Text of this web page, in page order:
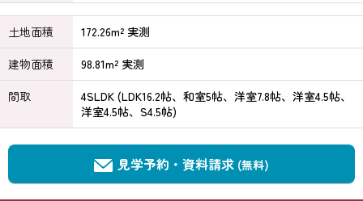
土地面積
172.26m² 実測
建物面積
98.81m² 実測
間取
4SLDK (LDK16.2帖、和室5帖、洋室7.8帖、洋室4.5帖、
洋室4.5帖、S4.5帖)
見学予約・資料請求 (無料)